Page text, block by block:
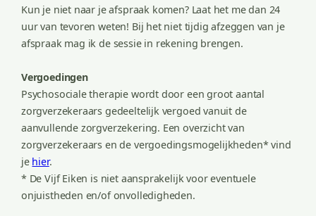
Kun je niet naar je afspraak komen? Laat het me dan 24
uur van tevoren weten! Bij het niet tijdig afzeggen van je
afspraak mag ik de sessie in rekening brengen.
Vergoedingen
Psychosociale therapie wordt door een groot aantal
zorgverzekeraars gedeeltelijk vergoed vanuit de
aanvullende zorgverzekering. Een overzicht van
zorgverzekeraars en de vergoedingsmogelijkheden* vind
je hier.
* De Vijf Eiken is niet aansprakelijk voor eventuele
onjuistheden en/of onvolledigheden.